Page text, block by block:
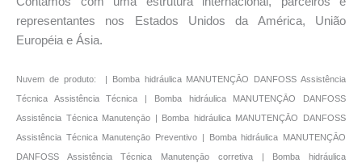
representantes nos Estados Unidos da América, União
Européia e Ásia.
Nuvem de produto: | Bomba hidráulica MANUTENÇĀO DANFOSS Assistência
Técnica Assistência Técnica | Bomba hidráulica MANUTENÇĀO DANFOSS
Assistência Técnica Manutençāo | Bomba hidráulica MANUTENÇĀO DANFOSS
Assistência Técnica Manutençāo Preventivo | Bomba hidráulica MANUTENÇĀO
DANFOSS Assistência Técnica Manutençāo corretiva | Bomba hidráulica